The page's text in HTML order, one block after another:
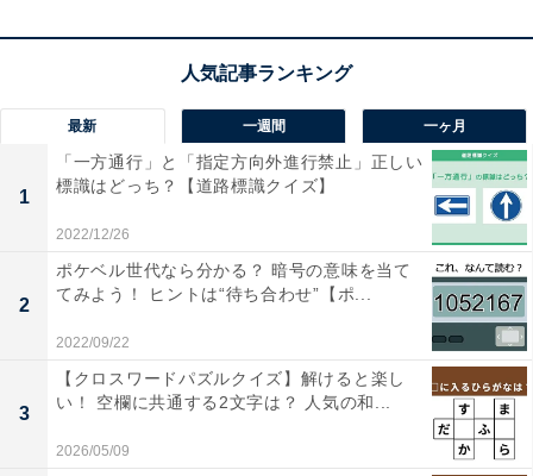
1 2
最新 一週間 一ヶ月
1
「一方通行」と「指定方向外進行禁止」正しい
標識はどっち？【道路標識クイズ】
2022/12/26
2
ポケベル世代なら分かる？ 暗号の意味を当て
てみよう！ ヒントは“待ち合わせ”【ポ...
2022/09/22
3
【クロスワードパズルクイズ】解けると楽し
い！ 空欄に共通する2文字は？ 人気の和...
2026/05/09